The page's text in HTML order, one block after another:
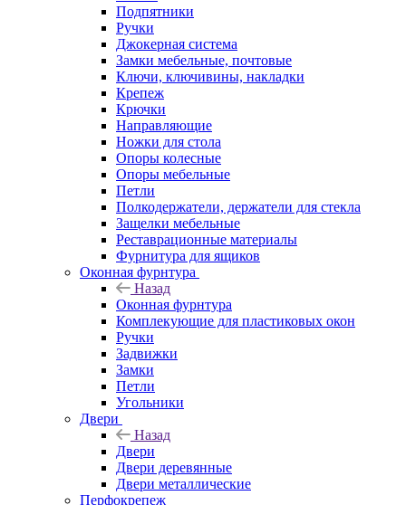
Подпятники
Ручки
Джокерная система
Замки мебельные, почтовые
Ключи, ключивины, накладки
Крепеж
Крючки
Направляющие
Ножки для стола
Опоры колесные
Опоры мебельные
Петли
Полкодержатели, держатели для стекла
Защелки мебельные
Реставрационные материалы
Фурнитура для ящиков
Оконная фурнтура
Назад
Оконная фурнтура
Комплекующие для пластиковых окон
Ручки
Задвижки
Замки
Петли
Угольники
Двери
Назад
Двери
Двери деревянные
Двери металлические
Перфокрепеж